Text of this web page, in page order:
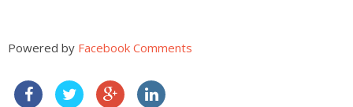
Powered by Facebook Comments